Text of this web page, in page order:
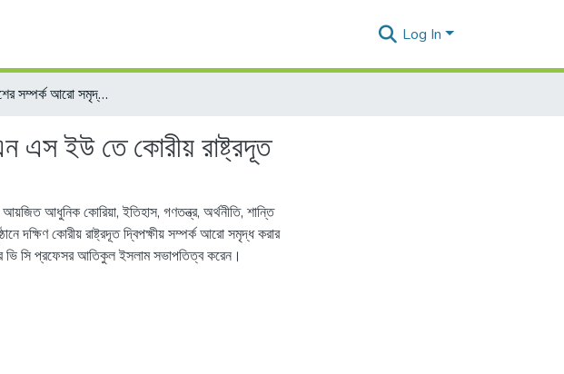
Log In
কোরীয়-বাংলাদেশের সম্পর্ক আরো সমৃদ্ধ করার সময় এসেছে: এন এস ইউ তে কোরীয় রাষ্ট্রদূত
এস ইউ তে কোরীয় রাষ্ট্রদূত
আধুনিক কোরিয়া, ইতিহাস, গণতন্ত্র, অর্থনীতি, শান্তি
দক্ষিণ কোরীয় রাষ্ট্রদূত দ্বিপক্ষীয় সম্পর্ক আরো সমৃদ্ধ করার
ভি সি প্রফেসর আতিকুল ইসলাম সভাপতিত্ব করেন।